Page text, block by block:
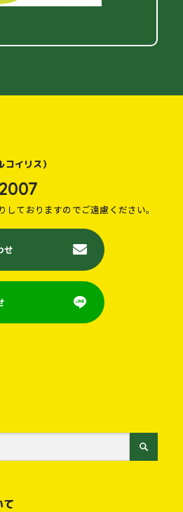
コイリス）
しておりますのでご遠慮ください。
せ
て